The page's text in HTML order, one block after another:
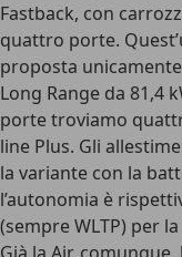
Fastback, con
quattro porte.
proposta
Long Range da 81,4
porte troviamo
line Plus. Gli
la variante con la
l’autonomia è
(sempre WLTP) per